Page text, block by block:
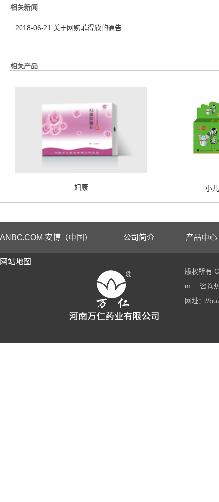
相关新闻
2018-06-21 关于网购菲得欣的通告...
相关产品
妇康 小
ANBO.COM-安博（中国） 公司简介 产品中心
网站地图
版权所有
m
咨询
网址：//